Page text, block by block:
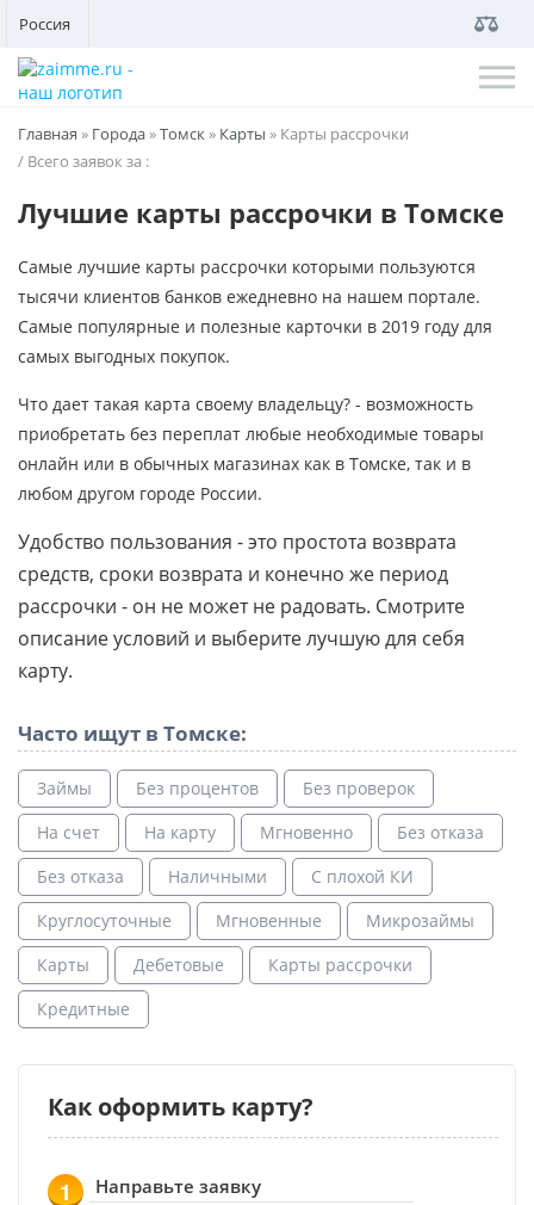
Россия
Главная » Города»Томск» Карты » Карты рассрочки
/ Всего заявок за :
Лучшие карты рассрочки в Томске
Самые лучшие карты рассрочки которыми пользуются
тысячи клиентов банков ежедневно на нашем портале.
Самые популярные и полезные карточки в 2019 году для
самых выгодных покупок.
Что дает такая карта своему владельцу? - возможность
приобретать без переплат любые необходимые товары
онлайн или в обычных магазинах как в Томске, так и в
любом другом городе России.
Удобство пользования - это простота возврата
средств, сроки возврата и конечно же период
рассрочки - он не может не радовать. Смотрите
описание условий и выберите лучшую для себя
карту.
Часто ищут в Томске:
Займы Без процентов
Без проверок
На счет
На карту Мгновенно
Без отказа
Без отказа
Наличными
С плохой КИ
Круглосуточные
Мгновенные
Микрозаймы
Карты
Дебетовые
Карты рассрочки
Кредитные
Как оформить карту?
1 Направьте заявку